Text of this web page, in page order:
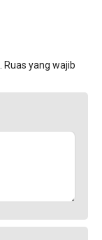
Ruas yang wajib